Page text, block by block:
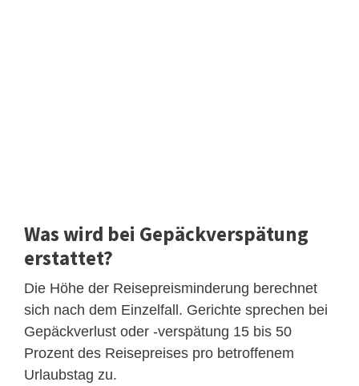
Was wird bei Gepäckverspätung
erstattet?
Die Höhe der Reisepreisminderung berechnet
sich nach dem Einzelfall. Gerichte sprechen bei
Gepäckverlust oder -verspätung 15 bis 50
Prozent des Reisepreises pro betroffenem
Urlaubstag zu.